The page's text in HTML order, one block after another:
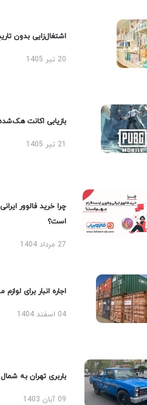
اشتغال‌زایی بدون تاریخ
20 تیر 1405
بازیابی اکانت هک‌شده
چرا خرید فالوور
است؟
27 مرداد 1404
اجاره انبار برای لوازم
04 اسفند 1404
باربری تهران به شمال
09 آبان 1403